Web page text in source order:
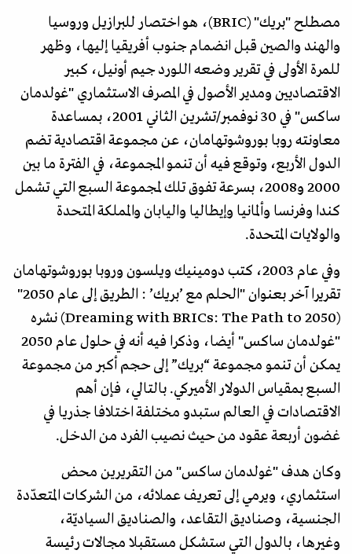
مصطلح "بريك" (BRIC)، هو اختصار للبرازيل وروسيا
والهند والصين قبل انضمام جنوب أفريقيا إليها، وظهر
للمرة الأولى في تقرير وضعه اللورد جيم أونيل، كبير
الاقتصاديين ومدير الأصول في المصرف الاستثماري "غولدمان
ساكس" في 30 نوفمبر/تشرين الثاني 2001، بمساعدة
معاونته روبا بوروشوتهامان، عن مجموعة اقتصادية تضم
الدول الأربع، وتوقع فيه أن تنمو المجموعة، في الفترة ما بين
2000 و2008، بسرعة تفوق تلك لمجموعة السبع التي تشمل
كندا وفرنسا وألمانيا وإيطاليا واليابان والمملكة المتحدة
والولايات المتحدة.
وفي عام 2003، كتب دومينيك ويلسون وروبا بوروشوتهامان
تقريرا آخر بعنوان "الحلم مع ’بريك’ : الطريق إلى عام 2050"
(Dreaming with BRICs: The Path to 2050) نشره
"غولدمان ساكس" أيضا، وذكرا فيه أنه في حلول عام 2050
يمكن أن تنمو مجموعة “بريك” إلى حجم أكبر من مجموعة
السبع بمقياس الدولار الأميركي. بالتالي، فإن أهم
الاقتصادات في العالم ستبدو مختلفة اختلافا جذريا في
غضون أربعة عقود من حيث نصيب الفرد من الدخل.
وكان هدف "غولدمان ساكس" من التقريرين محض
استثماري، ويرمي إلى تعريف عملائه، من الشركات المتعدّدة
الجنسية، وصناديق التقاعد، والصناديق السياديّة،
وغيرها، بالدول التي ستشكل مستقبلا مجالات رئيسة